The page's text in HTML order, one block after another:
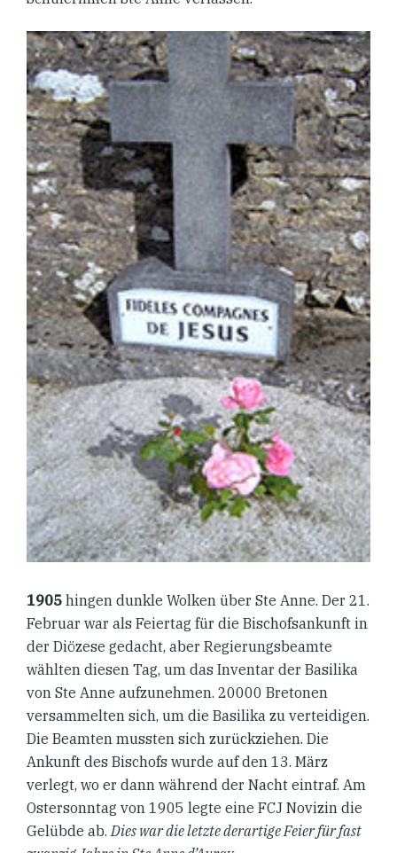
1905 hingen dunkle Wolken über Ste Anne. Der 21.
Februar war als Feiertag für die Bischofsankunft in
der Diözese gedacht, aber Regierungsbeamte
wählten diesen Tag, um das Inventar der Basilika
von Ste Anne aufzunehmen. 20000 Bretonen
versammelten sich, um die Basilika zu verteidigen.
Die Beamten mussten sich zurückziehen. Die
Ankunft des Bischofs wurde auf den 13. März
verlegt, wo er dann während der Nacht eintraf. Am
Ostersonntag von 1905 legte eine FCJ Novizin die
Gelübde ab. Dies war die letzte derartige Feier für fast